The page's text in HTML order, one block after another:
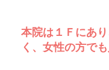
本院は１Ｆにあ
く、女性の方で